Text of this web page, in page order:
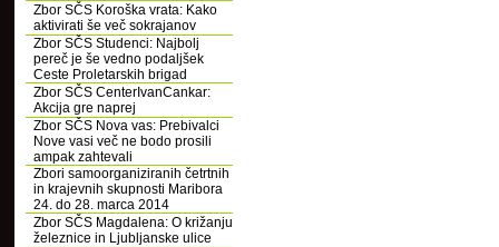
Zbor SČS Koroška vrata: Kako
aktivirati še več sokrajanov
Zbor SČS Studenci: Najbolj
pereč je še vedno podaljšek
Ceste Proletarskih brigad
Zbor SČS CenterIvanCankar:
Akcija gre naprej
Zbor SČS Nova vas: Prebivalci
Nove vasi več ne bodo prosili
ampak zahtevali
Zbori samoorganiziranih četrtnih
in krajevnih skupnosti Maribora
24. do 28. marca 2014
Zbor SČS Magdalena: O križanju
železnice in Ljubljanske ulice